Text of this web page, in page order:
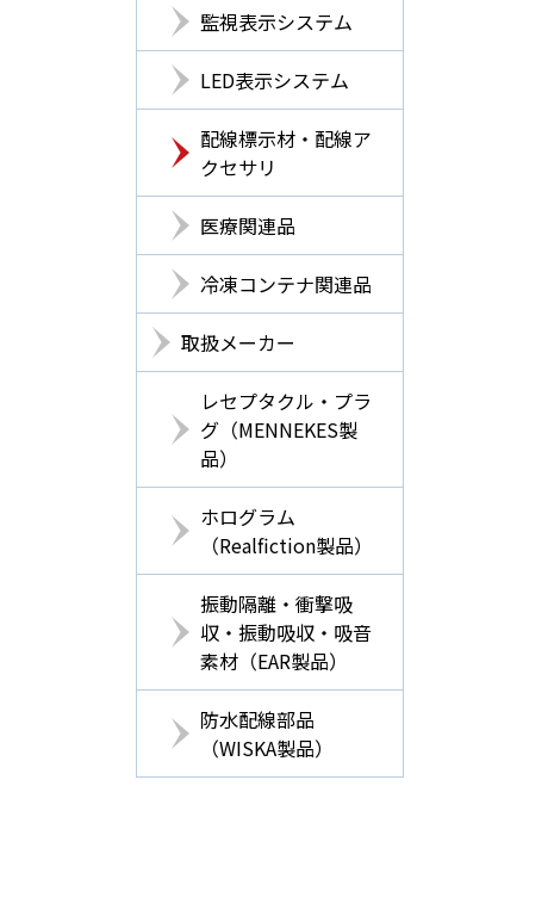
監視表示システム
LED表示システム
配線標示材・配線ア
クセサリ
医療関連品
冷凍コンテナ関連品
取扱メーカー
レセプタクル・プラ
グ（MENNEKES製
品）
ホログラム
（Realfiction製品）
振動隔離・衝撃吸
収・振動吸収・吸音
素材（EAR製品）
防水配線部品
（WISKA製品）